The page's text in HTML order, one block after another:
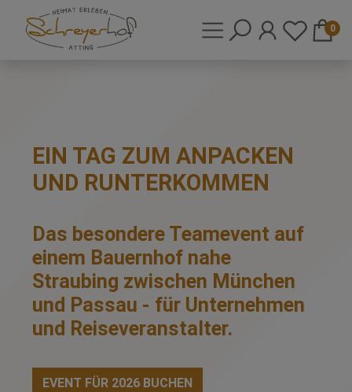
0
EIN TAG ZUM ANPACKEN
UND RUNTERKOMMEN
Das besondere Teamevent auf
einem Bauernhof nahe
Straubing zwischen München
und Passau - für Unternehmen
und Reiseveranstalter.
EVENT FÜR 2026 BUCHEN